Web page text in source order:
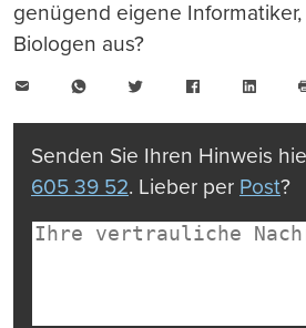
genügend eigene
Biologen aus?
WhatsAppTwitter Facebook
Senden Sie Ihren Hinweis
605 39 52. Lieber per Post?